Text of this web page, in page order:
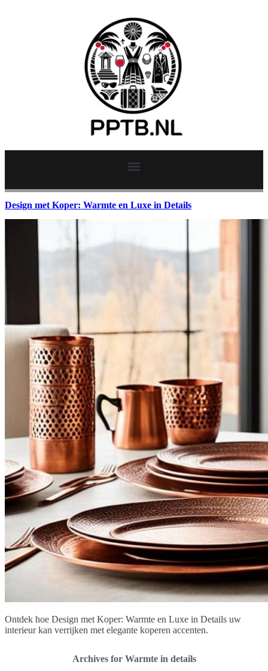
Design met Koper: Warmte en Luxe in Details
Ontdek hoe Design met Koper: Warmte en Luxe in Details uw
interieur kan verrijken met elegante koperen accenten.
Archives for Warmte in details